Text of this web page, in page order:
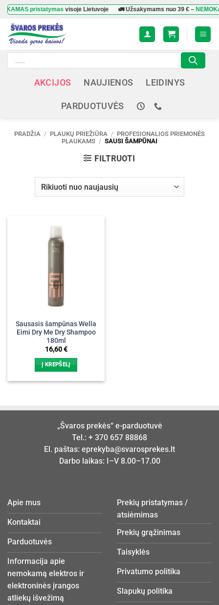
Skip
content
pristatymasvisoje Lietuvoje 🚛 Užsakymams nuo39 €–
Products
search
AKCIJOS NAUJIENOS LEIDINYS
PARDUOTUVĖS
PRADŽIA / PLAUKŲ PRIEŽIŪRA / PROFESIONALIOS PRIEMONĖS
PLAUKAMS / SAUSI ŠAMPŪNAI
FILTRUOTI
Sausasis šampūnas Wella
Eimi Dry Me Dry Shampoo
180ml
16,60€
Į KREPŠELĮ
„Švaros prekės“ e-parduotuvė
Tel.: + 370 657 88868
El. paštas: eprekyba@svarosprekes.lt
Darbo laikas: I–V 8.00–17.00
Apie mus
Kontaktai
Parduotuvės
Informacija apie
nemokamą elektros ir
elektroninės įrangos
atliekų išvežimą
Prekių pristatymas /
atsiėmimas
Prekių grąžinimas
Taisyklės
Privatumo politika
Slapukų politika